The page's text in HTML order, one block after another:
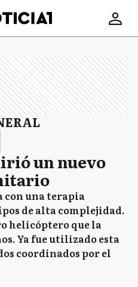
un nuevo
con una terapia
de alta complejidad.
helicóptero que la
Ya fue utilizado esta
coordinados por el